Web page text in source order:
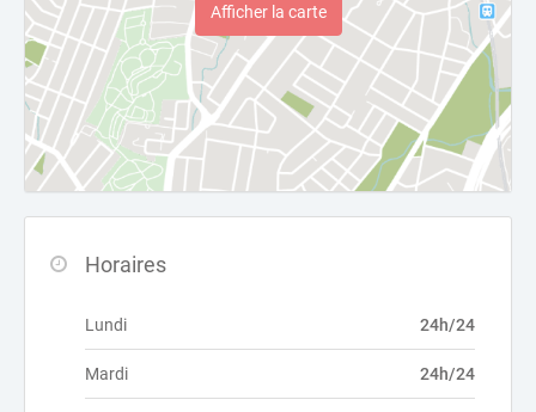
Afficher la carte
Horaires
Lundi 24h/24
Mardi 24h/24